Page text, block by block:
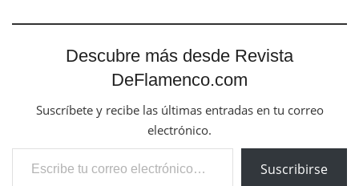
Descubre más desde Revista
DeFlamenco.com
Suscríbete y recibe las últimas entradas en tu correo
electrónico.
Escribe tu correo electrónico…
Suscribirse